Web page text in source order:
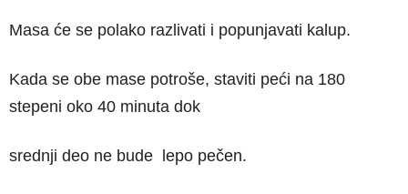
Masa će se polako razlivati i popunjavati kalup.
Kada se obe mase potroše, staviti peći na 180
stepeni oko 40 minuta dok
srednji deo ne bude lepo pečen.